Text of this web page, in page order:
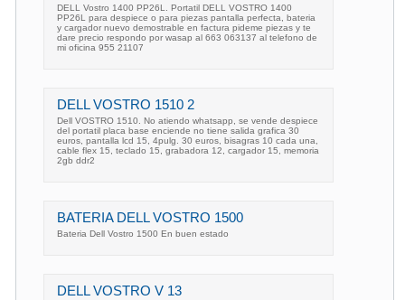
DELL Vostro 1400 PP26L. Portatil DELL VOSTRO 1400
PP26L para despiece o para piezas pantalla perfecta, bateria
y cargador nuevo demostrable en factura pideme piezas y te
dare precio respondo por wasap al 663 063137 al telefono de
mi oficina 955 21107
DELL VOSTRO 1510 2
Dell VOSTRO 1510. No atiendo whatsapp, se vende despiece
del portatil placa base enciende no tiene salida grafica 30
euros, pantalla lcd 15, 4pulg. 30 euros, bisagras 10 cada una,
cable flex 15, teclado 15, grabadora 12, cargador 15, memoria
2gb ddr2
BATERIA DELL VOSTRO 1500
Bateria Dell Vostro 1500 En buen estado
DELL VOSTRO V 13